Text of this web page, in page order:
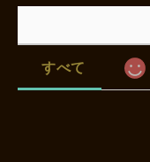
すべて